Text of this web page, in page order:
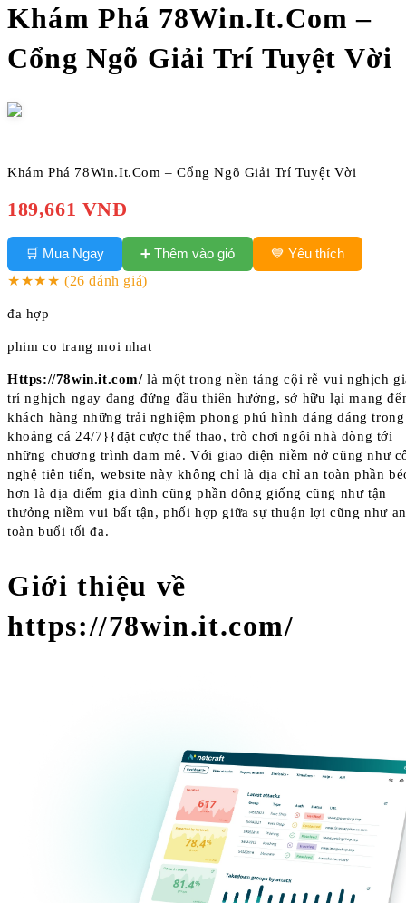
Khám Phá 78Win.It.Com –
Cổng Ngõ Giải Trí Tuyệt Vời
Khám Phá 78Win.It.Com – Cổng Ngõ Giải Trí Tuyệt Vời
189,661 VNĐ
🛒 Mua Ngay ➕ Thêm vào giỏ
💙 Yêu thích
★★★★ (26 đánh giá)
đa hợp
phim co trang moi nhat
Https://78win.it.com/là một trong nền tảng cội rễ vui nghịch
trí nghịch ngay đang đứng đầu thiên hướng, sở hữu lại mang
khách hàng những trải nghiệm phong phú hình dáng dáng trong
khoảng cá 24/7}{đặt cược thể thao, trò chơi ngôi nhà dòng tới
những chương trình đam mê. Với giao diện niềm nở cũng như
nghệ tiên tiến, website này không chỉ là địa chỉ an toàn phần
hơn là địa điểm gia đình cũng phần đông giống cũng như tận
thưởng niềm vui bất tận, phối hợp giữa sự thuận lợi cũng như an
toàn buổi tối đa.
Giới thiệu về
https://78win.it.com/